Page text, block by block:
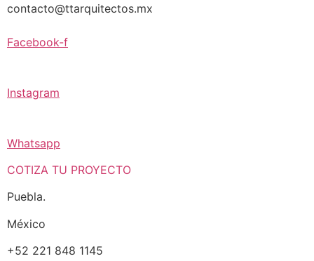
contacto@ttarquitectos.mx
Facebook-f
Instagram
Whatsapp
COTIZA TU PROYECTO
Puebla.
México
+52 221 848 1145